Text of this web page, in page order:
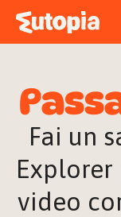
Fai un
video